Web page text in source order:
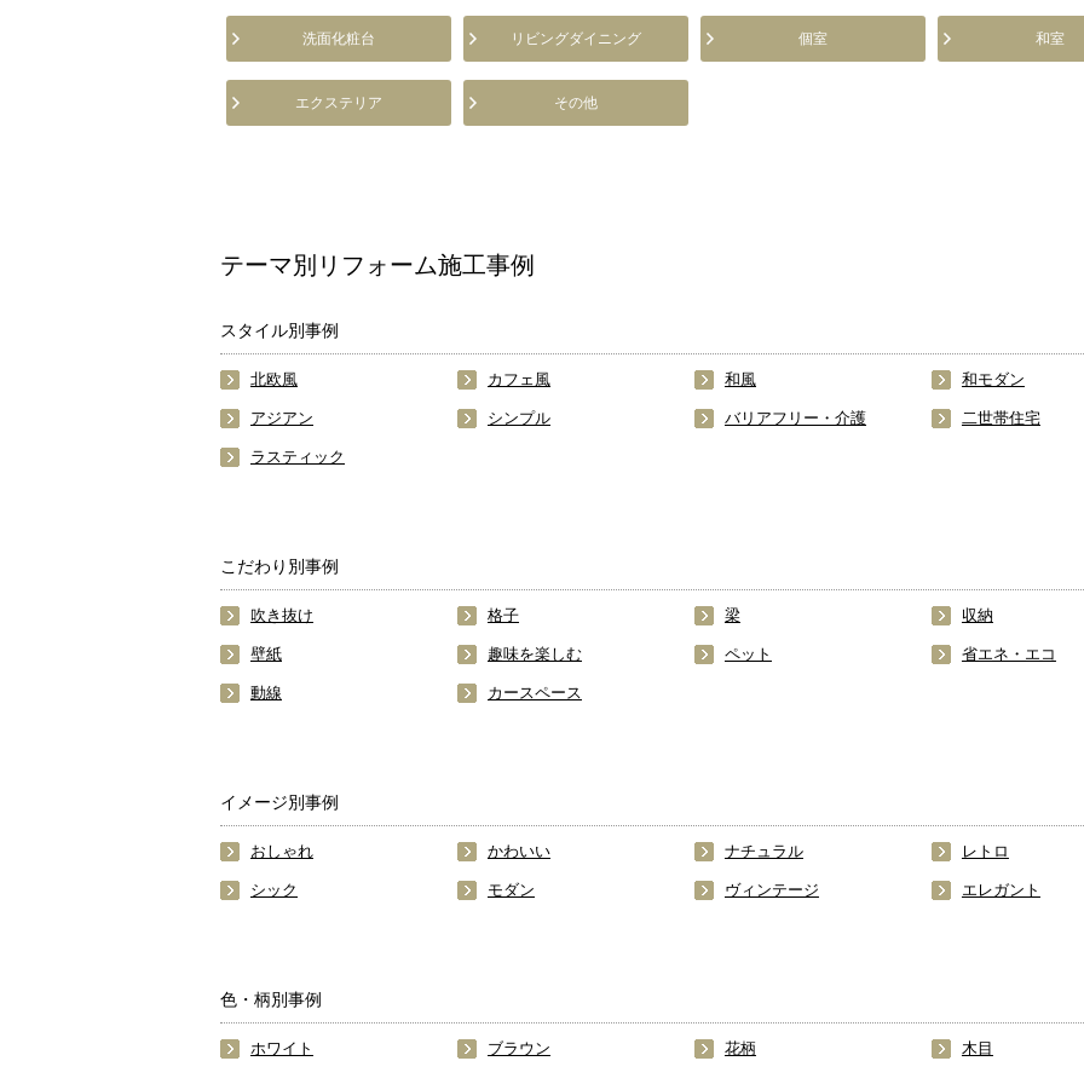
洗面化粧台 リビングダイニング 個室 和室
エクステリア その他
テーマ別リフォーム施工事例
スタイル別事例
北欧風 カフェ風 和風 和モダン
アジアン シンプル バリアフリー・介護 二世帯住宅
ラスティック
こだわり別事例
吹き抜け 格子 梁 収納
壁紙 趣味を楽しむ ペット 省エネ・エコ
動線 カースペース
イメージ別事例
おしゃれ かわいい ナチュラル レトロ
シック モダン ヴィンテージ エレガント
色・柄別事例
ホワイト ブラウン 花柄 木目